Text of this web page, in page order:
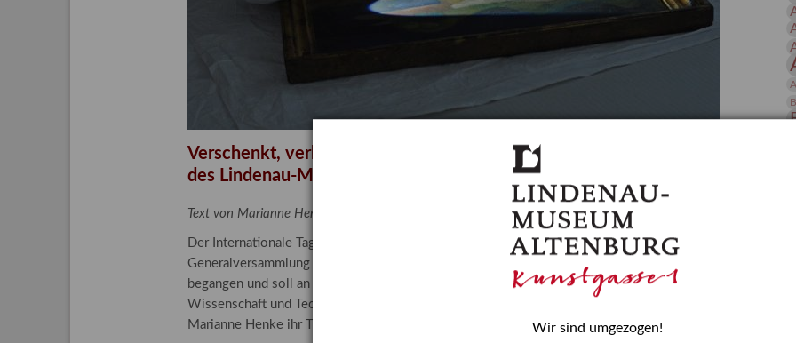
Gesamtverzeichnis
Kalender
Verschenkt, verkauft, vergessen? – Kunstdetektivinnen im Dienste
des Lindenau-Museums
Text von Marianne Henke, Provenienzforscherin am Lindenau-Museum Altenburg
Der Internationale Tag der Frauen und Mädchen in der Wissenschaft wurde 2015 in der
Generalversammlung der Vereinten Nationen beschlossen. Er wird jährlich am 11. Februar
begangen und soll an die entscheidende Rolle erinnern, die Mädchen und Frauen in
Wissenschaft und Technologie spielen. In ihrem Blogbeitrag stellt Provenienzforscherin
Marianne Henke ihr Tätigkeitsfeld vor.
Wir sind umgezogen!